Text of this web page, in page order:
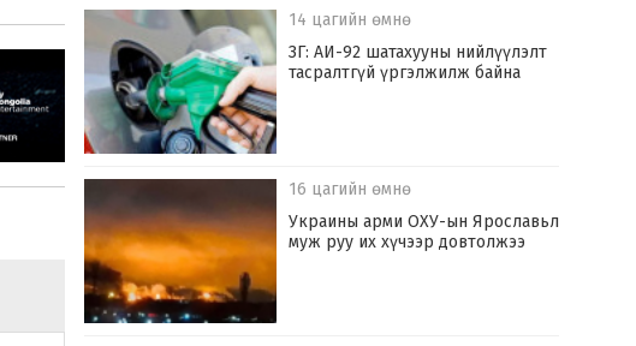
14 цагийн өмнө
ЗГ: АИ-92 шатахууны нийлүүлэлт
тасралтгүй үргэлжилж байна
16 цагийн өмнө
Украины арми ОХУ-ын Ярославьл
муж руу их хүчээр довтолжээ